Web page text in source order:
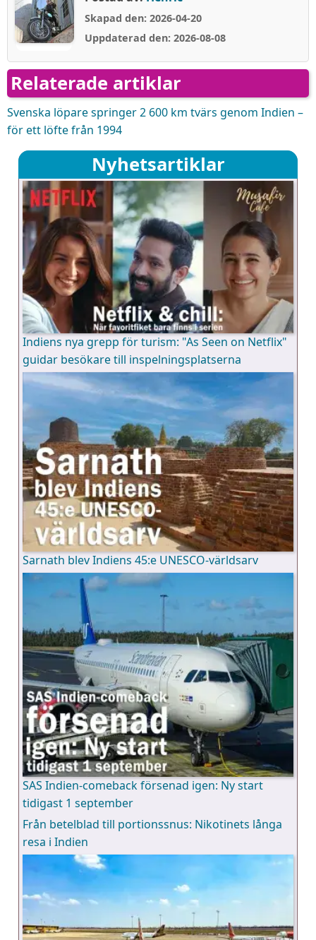
Skapad den: 2026-04-20
Uppdaterad den: 2026-08-08
Relaterade artiklar
Svenska löpare springer 2 600 km tvärs genom Indien –
för ett löfte från 1994
Nyhetsartiklar
Indiens nya grepp för turism: "As Seen on Netflix"
guidar besökare till inspelningsplatserna
Sarnath blev Indiens 45:e UNESCO-världsarv
SAS Indien-comeback försenad igen: Ny start
tidigast 1 september
Från betelblad till portionssnus: Nikotinets långa
resa i Indien